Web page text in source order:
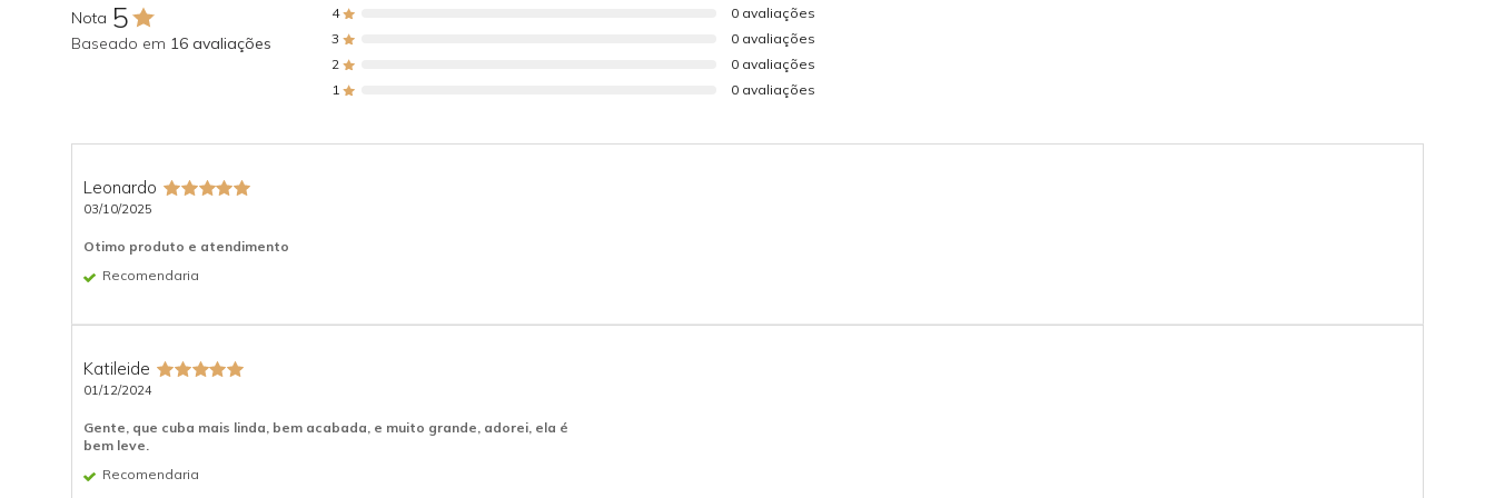
Nota 5
Baseado em 16 avaliações
4
0 avaliações
3
0 avaliações
2
0 avaliações
1
0 avaliações
Leonardo
03/10/2025
Otimo produto e atendimento
Recomendaria
Katileide
01/12/2024
Gente, que cuba mais linda, bem acabada, e muito grande, adorei, ela é
bem leve.
Recomendaria